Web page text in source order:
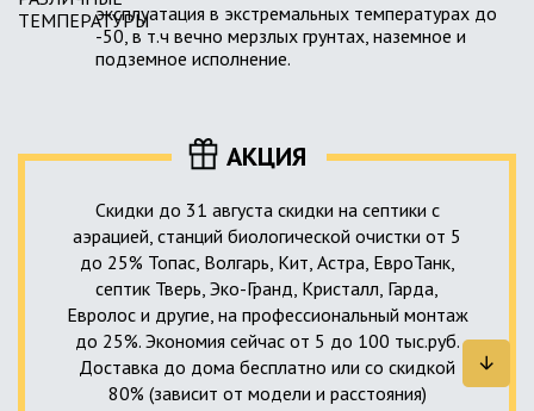
эксплуатация в экстремальных температурах до
-50, в т.ч вечно мерзлых грунтах, наземное и
подземное исполнение.
АКЦИЯ
Скидки до 31 августа скидки на септики с
аэрацией, станций биологической очистки от 5
до 25% Топас, Волгарь, Кит, Астра, ЕвроТанк,
септик Тверь, Эко-Гранд, Кристалл, Гарда,
Евролос и другие, на профессиональный монтаж
до 25%. Экономия сейчас от 5 до 100 тыс.руб.
Доставка до дома бесплатно или со скидкой
80% (зависит от модели и расстояния)